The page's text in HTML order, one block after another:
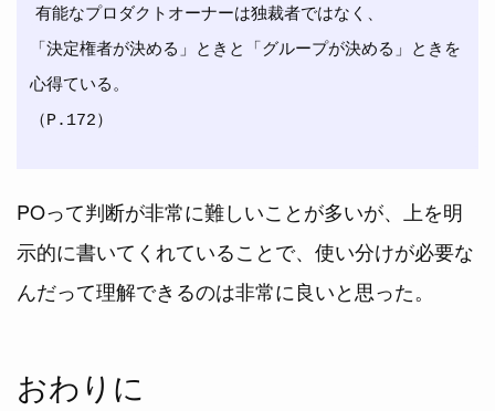
有能なプロダクトオーナーは独裁者ではなく、
「決定権者が決める」ときと「グループが決める」ときを
心得ている。
POって判断が非常に難しいことが多いが、上を明
示的に書いてくれていることで、使い分けが必要な
んだって理解できるのは非常に良いと思った。
おわりに